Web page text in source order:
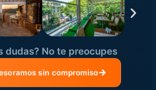
dudas? No te preocupes
sin compromiso